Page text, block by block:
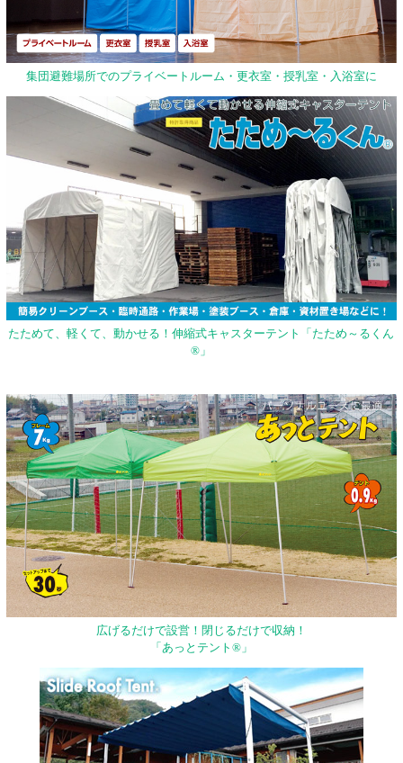
集団避難場所でのプライベートルーム・更衣室・授乳室・入浴室に
たためて、軽くて、動かせる！伸縮式キャスターテント「たため～るくん
®」
広げるだけで設営！閉じるだけで収納！
「あっとテント®」